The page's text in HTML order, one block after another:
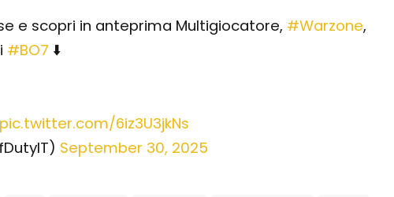
e scopri in anteprima Multigiocatore, #Warzone,
#BO7 ⬇️
pic.twitter.com/6iz3U3jkNs
September 30, 2025